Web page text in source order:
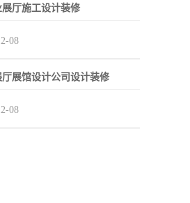
厅施工设计装修
08
展馆设计公司设计装修
08